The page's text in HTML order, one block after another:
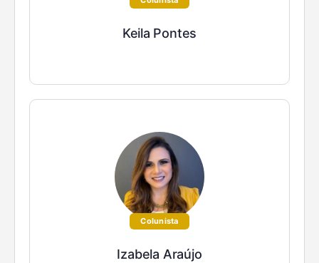
Keila Pontes
Colunista
Izabela Araújo